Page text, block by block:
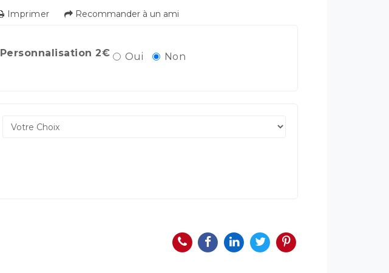
Imprimer Recommander à un ami
Personnalisation 2€ Oui Non